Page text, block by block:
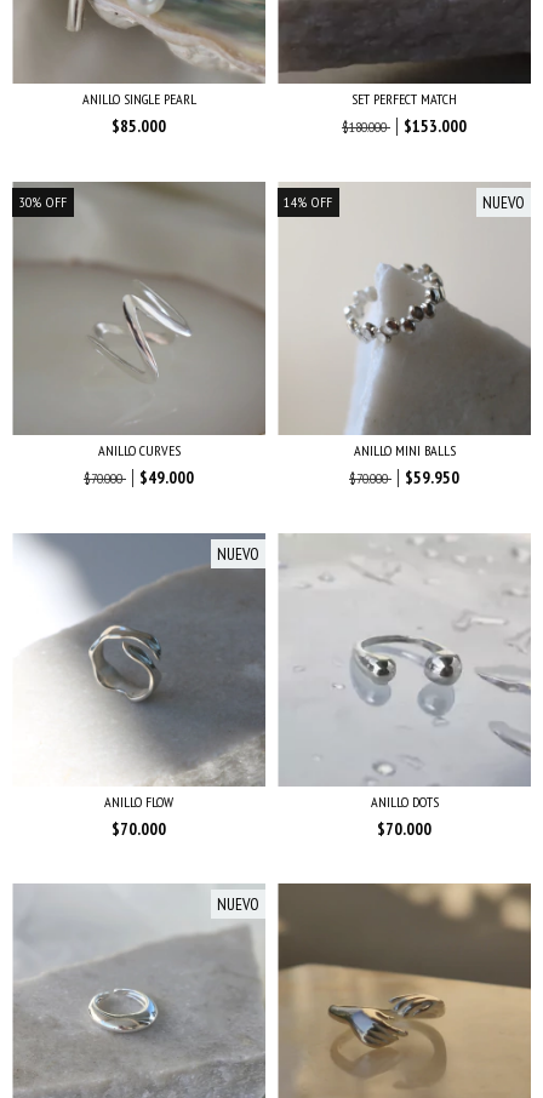
ANILLO SINGLE PEARL
$85.000
SET PERFECT MATCH
$180.000
$153.000
30% OFF
ANILLO CURVES
$70.000
$49.000
14% OFF NUEVO
ANILLO MINI BALLS
$70.000
$59.950
NUEVO
ANILLO FLOW
$70.000
ANILLO DOTS
$70.000
NUEVO